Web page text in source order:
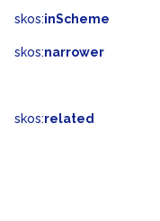
skos:inScheme
skos:narrower
skos:related